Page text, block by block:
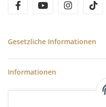
facebookyoutube instagram
Gesetzliche Informationen
Informationen